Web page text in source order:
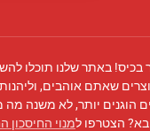
בכיס! באתר שלנו תוכלו
שאתם אוהבים,
הוגנים יותר, לא משנה מה
הצטרפו למנוי החיסכון